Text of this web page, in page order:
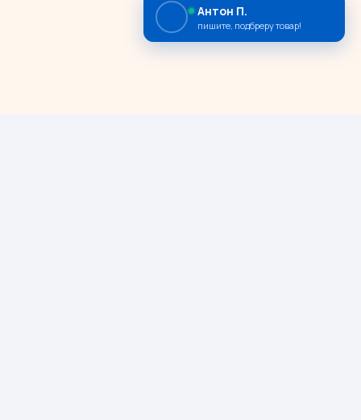
Антон П.
пишите, подбреру товар!